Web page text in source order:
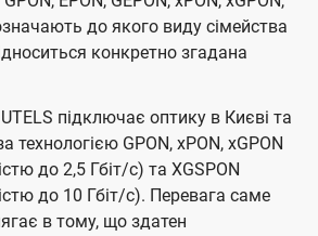
до якого виду сімейства
конкретно згадана
підключає оптику в Києві та
технологією GPON, xPON, xGPON
до 2,5 Гбіт/с) та XGSPON
до 10 Гбіт/с). Перевага саме
в тому, що здатен